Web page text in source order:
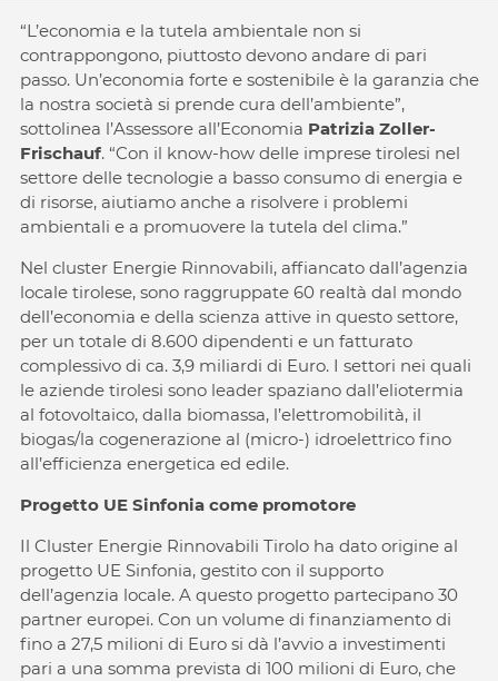
“L’economia e la tutela ambientale non si
contrappongono, piuttosto devono andare di pari
passo. Un’economia forte e sostenibile è la garanzia che
la nostra società si prende cura dell’ambiente”,
sottolinea l’Assessore all’Economia Patrizia Zoller-
Frischauf. “Con il know-how delle imprese tirolesi nel
settore delle tecnologie a basso consumo di energia e
di risorse, aiutiamo anche a risolvere i problemi
ambientali e a promuovere la tutela del clima.”
Nel cluster Energie Rinnovabili, affiancato dall’agenzia
locale tirolese, sono raggruppate 60 realtà dal mondo
dell’economia e della scienza attive in questo settore,
per un totale di 8.600 dipendenti e un fatturato
complessivo di ca. 3,9 miliardi di Euro. I settori nei quali
le aziende tirolesi sono leader spaziano dall’eliotermia
al fotovoltaico, dalla biomassa, l’elettromobilità, il
biogas/la cogenerazione al (micro-) idroelettrico fino
all’efficienza energetica ed edile.
Progetto UE Sinfonia come promotore
Il Cluster Energie Rinnovabili Tirolo ha dato origine al
progetto UE Sinfonia, gestito con il supporto
dell’agenzia locale. A questo progetto partecipano 30
partner europei. Con un volume di finanziamento di
fino a 27,5 milioni di Euro si dà l’avvio a investimenti
pari a una somma prevista di 100 milioni di Euro, che